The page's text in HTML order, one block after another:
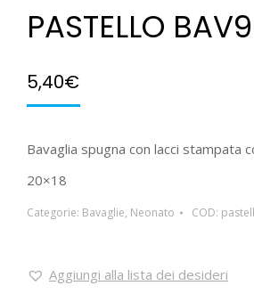
PASTELLO
5,40€
Bavaglia spugna con lacci stampata
20×18
Categorie: Bavaglie, Neonato COD:
Aggiungi alla lista dei desideri